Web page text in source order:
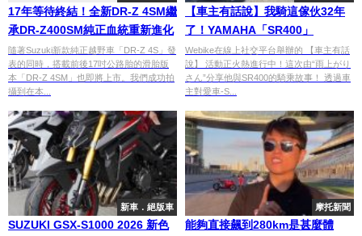
17年等待終結！全新DR-Z 4SM繼
承DR-Z400SM純正血統重新進化
隨著Suzuki新款純正越野車「DR-Z 4S」發
表的同時，搭載前後17吋公路胎的滑胎版
本「DR-Z 4SM」也即將上市。我們成功拍
攝到在本...
【車主有話說】我騎這傢伙32年
了！YAMAHA「SR400」
Webike在線上社交平台舉辦的 【車主有話
說】 活動正火熱進行中！這次由“雨上がり
さん”分享他與SR400的騎乘故事！ 透過車
主對愛車-S...
新車．絕版車
SUZUKI GSX-S1000 2026 新色
摩托新聞
能夠直接飆到280km是甚麼體